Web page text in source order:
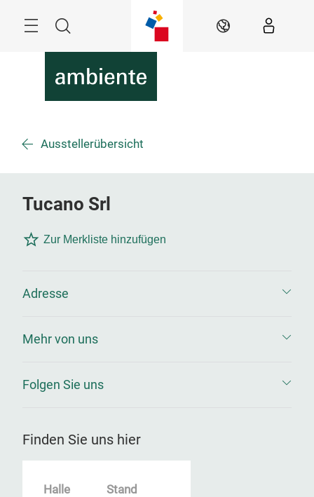
Suche DE
Ausstellerübersicht
Tucano Srl
Zur Merkliste hinzufügen
Adresse
Mehr von uns
Folgen Sie uns
Finden Sie uns hier
Halle Stand